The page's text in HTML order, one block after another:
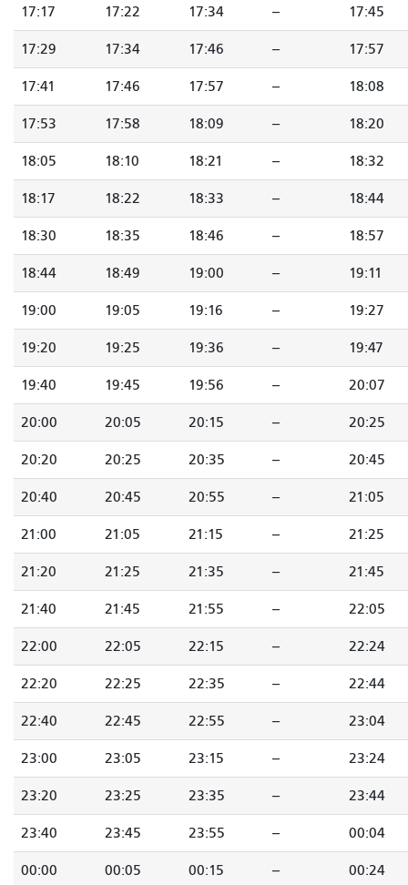
17:17 17:22 17:34 -- 17:45
17:29 17:34 17:46 -- 17:57
17:41 17:46 17:57 -- 18:08
17:53 17:58 18:09 -- 18:20
18:05 18:10 18:21 -- 18:32
18:17 18:22 18:33 -- 18:44
18:30 18:35 18:46 -- 18:57
18:44 18:49 19:00 -- 19:11
19:00 19:05 19:16 -- 19:27
19:20 19:25 19:36 -- 19:47
19:40 19:45 19:56 -- 20:07
20:00 20:05 20:15 -- 20:25
20:20 20:25 20:35 -- 20:45
20:40 20:45 20:55 -- 21:05
21:00 21:05 21:15 -- 21:25
21:20 21:25 21:35 -- 21:45
21:40 21:45 21:55 -- 22:05
22:00 22:05 22:15 -- 22:24
22:20 22:25 22:35 -- 22:44
22:40 22:45 22:55 -- 23:04
23:00 23:05 23:15 -- 23:24
23:20 23:25 23:35 -- 23:44
23:40 23:45 23:55 -- 00:04
00:00 00:05 00:15 -- 00:24